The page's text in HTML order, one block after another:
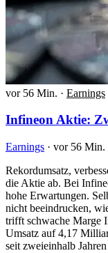
vor 56 Min. · Earnings
Infineon Aktie:
Earnings · vor 56 Min.
Rekordumsatz,
die Aktie ab. Bei
hohe Erwartungen.
nicht beeindrucken,
trifft schwache Marge
Umsatz auf 4,17
seit zweieinhalb